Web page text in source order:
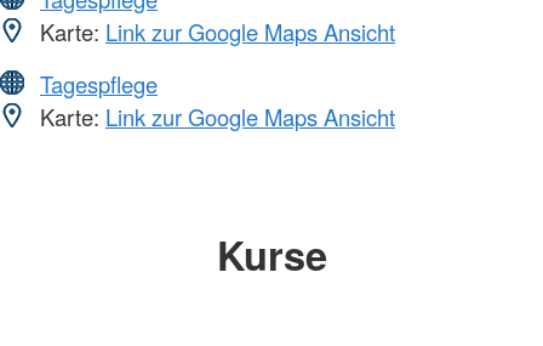
Karte: Link zur Google Maps Ansicht
Tagespflege
Karte: Link zur Google Maps Ansicht
Kurse